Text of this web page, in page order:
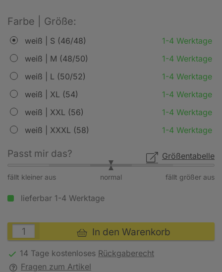
Farbe | Größe:
weiß | S (46/48)
1-4 Werktage
weiß | M (48/50)
1-4 Werktage
weiß | L (50/52)
1-4 Werktage
weiß | XL (54)
1-4 Werktage
weiß | XXL (56)
1-4 Werktage
weiß | XXXL (58)
1-4 Werktage
Größentabelle
Passt mir das?
fällt kleiner aus fällt größer aus
normal
lieferbar 1-4 Werktage
In den Warenkorb
14 Tage kostenloses Rückgaberecht
Fragen zum Artikel